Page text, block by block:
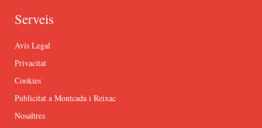
Serveis
Avís Legal
Privacitat
Cookies
Publicitat a Montcada i Reixac
Nosaltres